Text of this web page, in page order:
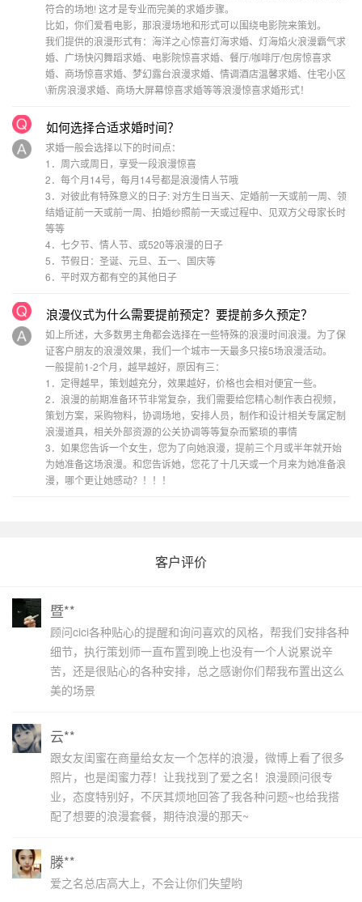
符合的场地! 这才是专业而完美的求婚步骤。
比如，你们爱看电影，那浪漫场地和形式可以围绕电影院来策划。
我们提供的浪漫形式有：海洋之心惊喜灯海求婚、灯海焰火浪漫霸气求
婚、广场快闪舞蹈求婚、电影院惊喜求婚、餐厅/咖啡厅/包房惊喜求
婚、商场惊喜求婚、梦幻露台浪漫求婚、情调酒店温馨求婚、住宅小区
\新房浪漫求婚、商场大屏幕惊喜求婚等等浪漫惊喜求婚形式！
如何选择合适求婚时间？
求婚一般会选择以下的时间点：
1．周六或周日，享受一段浪漫惊喜
2．每个月14号，每月14号都是浪漫情人节哦
3．对彼此有特殊意义的日子: 对方生日当天、定婚前一天或前一周、领
结婚证前一天或前一周、拍婚纱照前一天或过程中、见双方父母家长时
等等
4．七夕节、情人节、或520等浪漫的日子
5．节假日：圣诞、元旦、五一、国庆等
6．平时双方都有空的其他日子
浪漫仪式为什么需要提前预定？要提前多久预定？
如上所述，大多数男主角都会选择在一些特殊的浪漫时间浪漫。为了保
证客户朋友的浪漫效果，我们一个城市一天最多只接5场浪漫活动。
一般提前1-2个月，越早越好，原因有三：
1．定得越早，策划越充分，效果越好，价格也会相对便宜一些。
2．浪漫的前期准备环节非常复杂，我们需要给您精心制作表白视频，
策划方案，采购物料，协调场地，安排人员，制作和设计相关专属定制
浪漫道具，相关外部资源的公关协调等等复杂而繁琐的事情
3．如果您告诉一个女生，您为了向她浪漫，提前三个月或半年就开始
为她准备这场浪漫。和您告诉她，您花了十几天或一个月来为她准备浪
漫，哪个更让她感动？！！！
客户评价
暨**
顾问cici各种贴心的提醒和询问喜欢的风格，帮我们安排各种
细节，执行策划师一直布置到晚上也没有一个人说累说辛
苦，还是很贴心的各种安排，总之感谢你们帮我布置出这么
美的场景
云**
跟女友闺蜜在商量给女友一个怎样的浪漫，微博上看了很多
照片，也是闺蜜力荐！让我找到了爱之名！浪漫顾问很专
业，态度特别好，不厌其烦地回答了我各种问题~也给我搭
配了想要的浪漫套餐，期待浪漫的那天~
滕**
爱之名总店高大上，不会让你们失望哟